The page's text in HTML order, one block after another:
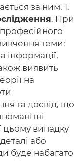
за ним. 1.
. При
теми:
інформації,
виявить
на
та досвід, що
цьому випадку
або
буде набагато